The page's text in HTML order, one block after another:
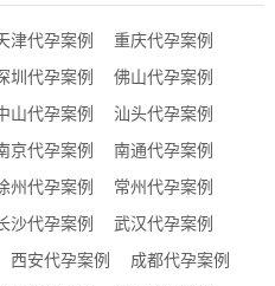
津代孕案例
重庆代孕案例
圳代孕案例
佛山代孕案例
山代孕案例
汕头代孕案例
京代孕案例
南通代孕案例
州代孕案例
常州代孕案例
沙代孕案例
武汉代孕案例
西安代孕案例
成都代孕案例